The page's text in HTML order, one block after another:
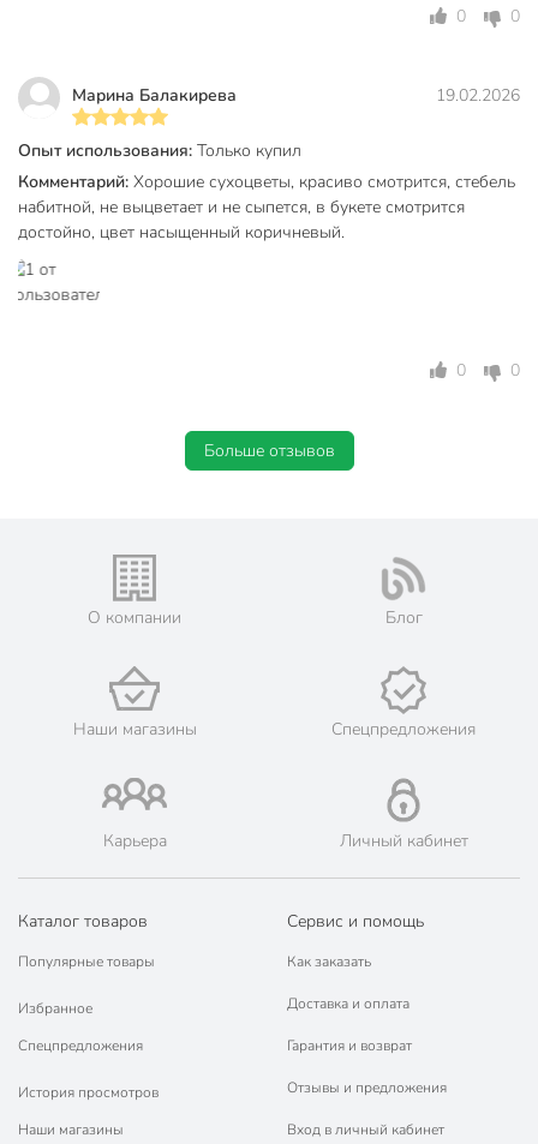
0 0
Марина Балакирева 19.02.2026
Опыт использования: Только купил
Комментарий: Хорошие сухоцветы, красиво смотрится, стебель
набитной, не выцветает и не сыпется, в букете смотрится
достойно, цвет насыщенный коричневый.
0 0
Больше отзывов
О компании Блог
Наши магазины Спецпредложения
Карьера Личный кабинет
Каталог товаров
Популярные товары
Избранное
Спецпредложения
История просмотров
Наши магазины
Сервис и помощь
Как заказать
Доставка и оплата
Гарантия и возврат
Отзывы и предложения
Вход в личный кабинет